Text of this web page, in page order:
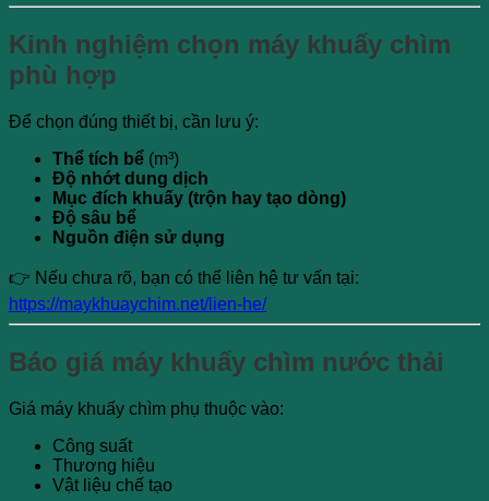
Kinh nghiệm chọn máy khuấy chìm
phù hợp
Để chọn đúng thiết bị, cần lưu ý:
Thể tích bể (m³)
Độ nhớt dung dịch
Mục đích khuấy (trộn hay tạo dòng)
Độ sâu bể
Nguồn điện sử dụng
👉 Nếu chưa rõ, bạn có thể liên hệ tư vấn tại:
https://maykhuaychim.net/lien-he/
Báo giá máy khuấy chìm nước thải
Giá máy khuấy chìm phụ thuộc vào:
Công suất
Thương hiệu
Vật liệu chế tạo